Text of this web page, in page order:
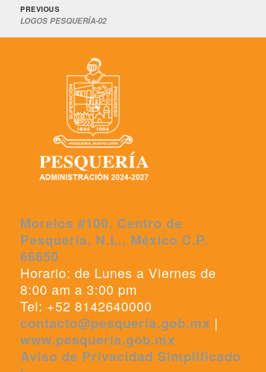
Navegación
de
entradas
PREVIOUSPrevious
post:
LOGOS PESQUERÍA-02
Morelos #100, Centro de
Pesquería, N.L., México C.P.
66650
Horario: de Lunes a Viernes de
8:00 am a 3:00 pm
Tel: +52 8142640000
contacto@pesqueria.gob.mx |
www.pesqueria.gob.mx
Aviso de Privacidad Simplificado